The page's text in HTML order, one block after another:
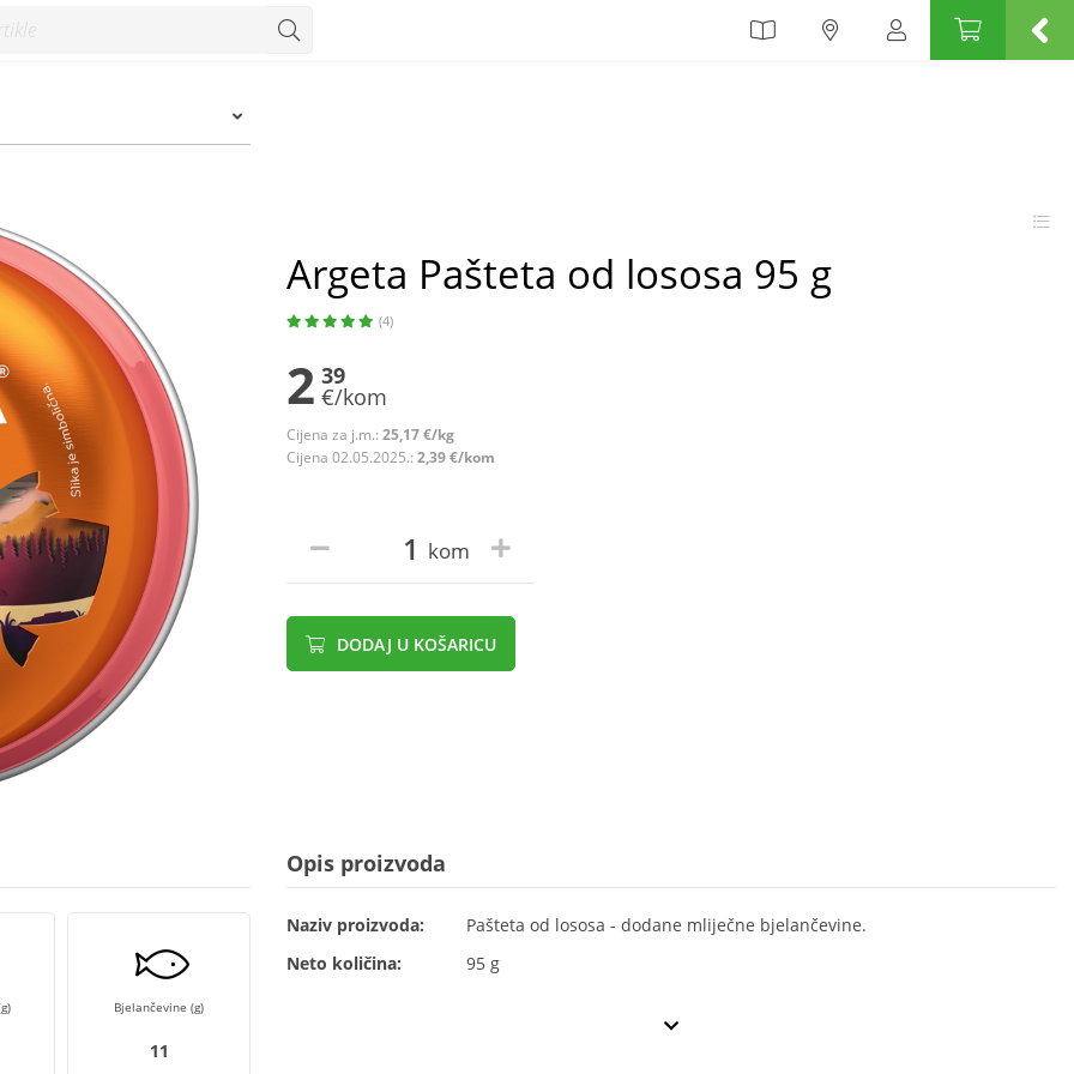
Argeta Pašteta od lososa 95 g
(4)
2 39
€/kom
Cijena za j.m.: 25,17 €/kg
Cijena 02.05.2025.: 2,39 €/kom
kom
DODAJ U KOŠARICU
Bjelančevine (g)
11
Opis proizvoda
Naziv proizvoda:
Pašteta od lososa - dodane mliječne bjelančevine.
Neto količina:
95 g